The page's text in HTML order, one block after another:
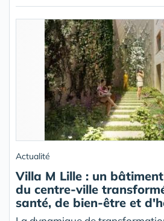
Actualité
Villa M Lille : un
du centre-ville
santé, de bien-être et